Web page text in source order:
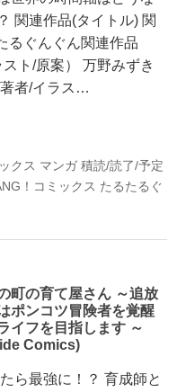
関連作品(タイトル) 関
るぐんぐん関連作品
スト/原案） 万野みずき
者/イラス…
クス マンガ 積読/読了/予定
！コミックス たるたるぐ
町の育て屋さん ～追放
ポンコツ冒険者を覚醒
イフを目指します ～
Comics)
ら最強に！？ 育成師と